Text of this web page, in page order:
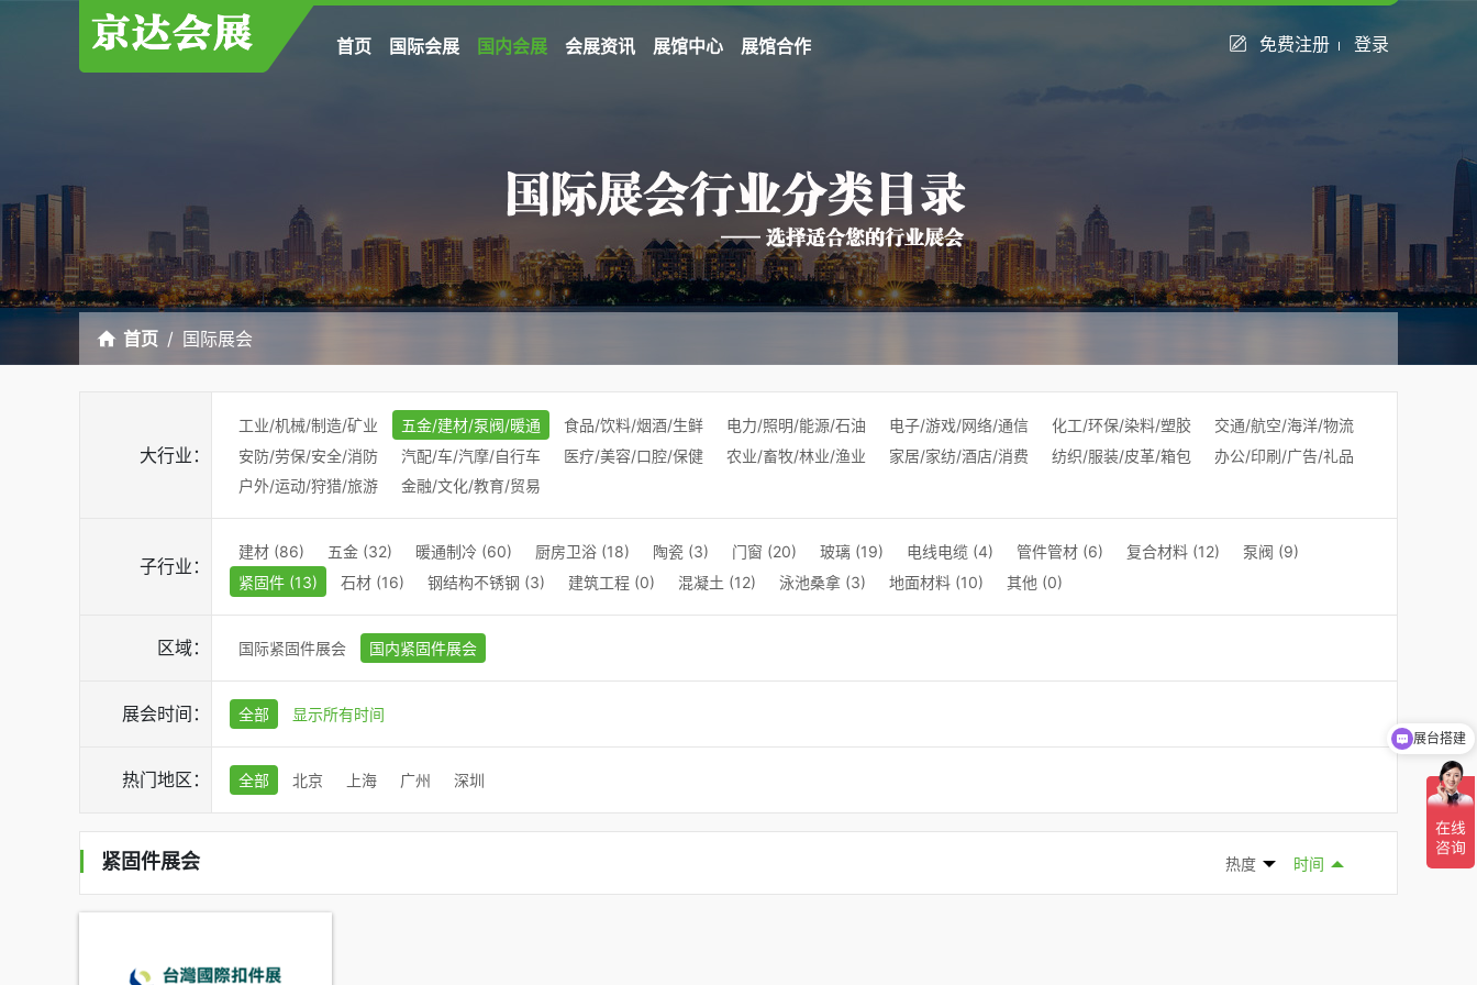
首页 国际会展 国内会展 会展资讯 展馆中心 展馆合作 免费注册 登录
首页 国际展会
大行业：
工业/机械/制造/矿业 五金/建材/泵阀/暖通 食品/饮料/烟酒/生鲜 电力/照明/能源/石油 电子/游戏/网络/通信 化工/环保/染料/塑胶
交通/航空/海洋/物流
安防/劳保/安全/消防
汽配/车/汽摩/自行车 医疗/美容/口腔/保健 农业/畜牧/林业/渔业 家居/家纺/酒店/消费 纺织/服装/皮革/箱包
办公/印刷/广告/礼品
户外/运动/狩猎/旅游
金融/文化/教育/贸易
子行业：
建材 (86) 五金 (32) 暖通制冷 (60) 厨房卫浴 (18) 陶瓷 (3) 门窗 (20) 玻璃 (19) 电线电缆 (4) 管件管材 (6) 复合材料 (12)
泵阀 (9)
紧固件 (13)
石材 (16) 钢结构不锈钢 (3) 建筑工程 (0) 混凝土 (12) 泳池桑拿 (3) 地面材料 (10) 其他 (0)
区域： 国际紧固件展会 国内紧固件展会
展会时间： 全部 显示所有时间
热门地区： 全部 北京 上海 广州 深圳
紧固件展会 热度 时间
展台搭建